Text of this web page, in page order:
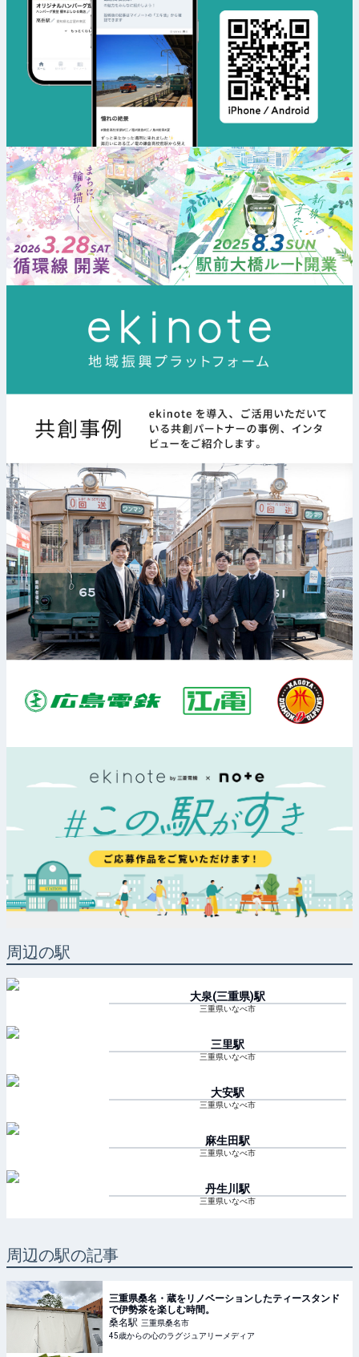
周辺の駅
大泉(三重県)駅
三重県いなべ市
三里駅
三重県いなべ市
大安駅
三重県いなべ市
麻生田駅
三重県いなべ市
丹生川 駅
三重県いなべ市
周辺の駅の記事
三重県桑名・蔵をリノベーションしたティースタンド
で伊勢茶を楽しむ時間。
桑名駅 三重県桑名市
45歳からの心のラグジュアリーメディア